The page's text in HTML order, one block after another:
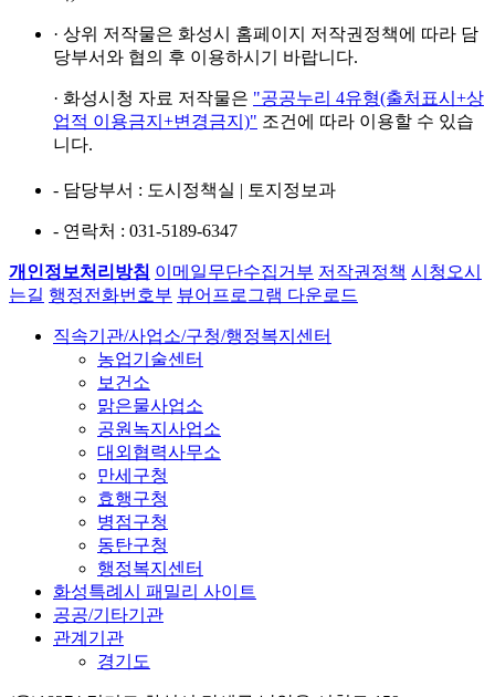
· 상위 저작물은 화성시 홈페이지 저작권정책에 따라 담
당부서와 협의 후 이용하시기 바랍니다.
· 화성시청 자료 저작물은 "공공누리 4유형(출처표시+상
업적 이용금지+변경금지)" 조건에 따라 이용할 수 있습
니다.
- 담당부서 : 도시정책실 | 토지정보과
- 연락처 : 031-5189-6347
개인정보처리방침 이메일무단수집거부 저작권정책 시청오시
는길 행정전화번호부 뷰어프로그램 다운로드
직속기관/사업소/구청/행정복지센터
농업기술센터
보건소
맑은물사업소
공원녹지사업소
대외협력사무소
만세구청
효행구청
병점구청
동탄구청
행정복지센터
화성특례시 패밀리 사이트
공공/기타기관
관계기관
경기도